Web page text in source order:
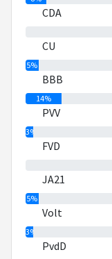
CDA
CU
5%
BBB
14%
PVV
3%
FVD
JA21
5%
Volt
3%
PvdD